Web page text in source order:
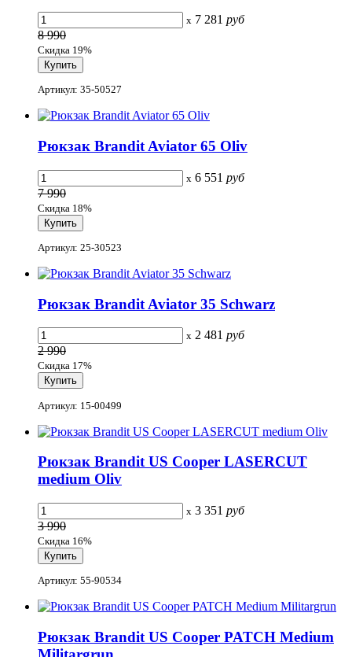
x 7 281 руб
8 990
Скидка 19%
Артикул: 35-50527
Рюкзак Brandit Aviator 65 Oliv
x 6 551 руб
7 990
Скидка 18%
Артикул: 25-30523
Рюкзак Brandit Aviator 35 Schwarz
x 2 481 руб
2 990
Скидка 17%
Артикул: 15-00499
Рюкзак Brandit US Cooper LASERCUT
medium Oliv
x 3 351 руб
3 990
Скидка 16%
Артикул: 55-90534
Рюкзак Brandit US Cooper PATCH Medium